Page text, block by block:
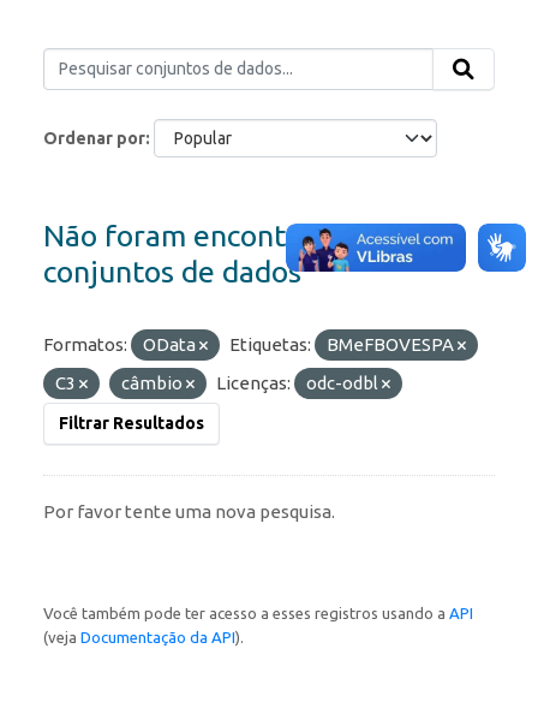
Ordenar por
Não foram encontrados
conjuntos de dados
Formatos: OData Etiquetas:
BMeFBOVESPA
C3
câmbio Licenças: odc-odbl
Filtrar Resultados
Por favor tente uma nova pesquisa.
Você também pode ter acesso a esses registros usando a API
(veja Documentação da API).